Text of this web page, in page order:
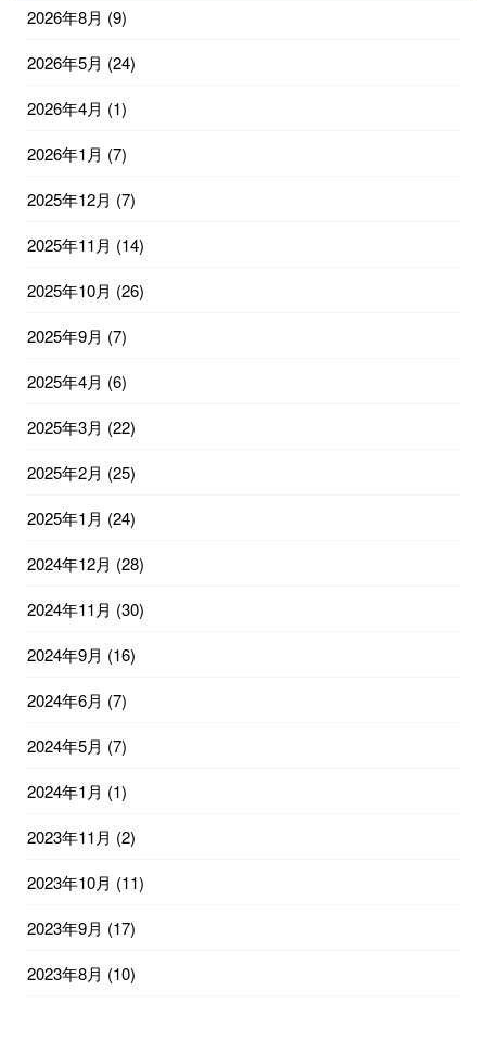
2026年8月 (9)
2026年5月 (24)
2026年4月 (1)
2026年1月 (7)
2025年12月 (7)
2025年11月 (14)
2025年10月 (26)
2025年9月 (7)
2025年4月 (6)
2025年3月 (22)
2025年2月 (25)
2025年1月 (24)
2024年12月 (28)
2024年11月 (30)
2024年9月 (16)
2024年6月 (7)
2024年5月 (7)
2024年1月 (1)
2023年11月 (2)
2023年10月 (11)
2023年9月 (17)
2023年8月 (10)